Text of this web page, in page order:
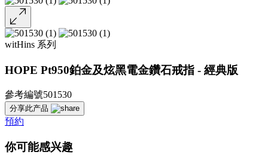
witHins 系列
HOPE Pt950鉑金及炫黑電金鑽石戒指 - 經典版
參考編號501530
分享此产品
預約
你可能感兴趣